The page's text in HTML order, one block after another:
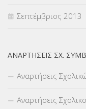
Σεπτέμβριος 2013
ΑΝΑΡΤΉΣΕΙΣ ΣΧ.
Αναρτήσεις
Αναρτήσεις